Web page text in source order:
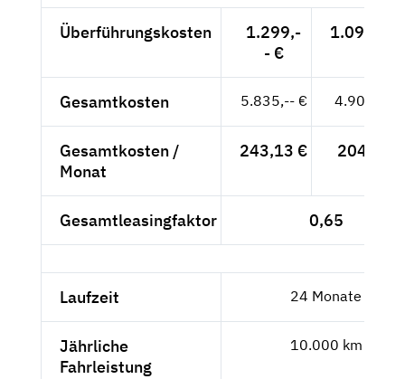
Überführungskosten
1.299,-
- €
1.091,60
Gesamtkosten 5.835,-- € 4.903,36
Gesamtkosten /
Monat
243,13 € 204,31 €
Gesamtleasingfaktor 0,65
Laufzeit 24 Monate
Jährliche
Fahrleistung
10.000 km